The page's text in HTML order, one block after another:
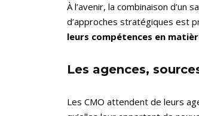
À l’avenir, la combinaison
d’approches stratégiques est
leurs compétences en
Les agences,
Les CMO attendent de leurs